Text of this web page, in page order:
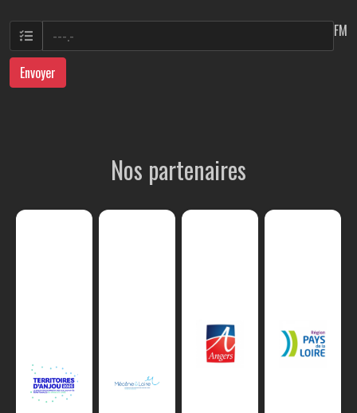
FM
Envoyer
Nos partenaires